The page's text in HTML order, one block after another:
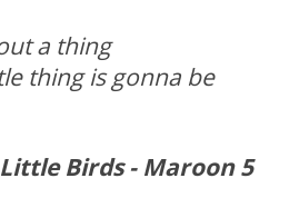
a thing
thing is gonna be
Birds - Maroon 5